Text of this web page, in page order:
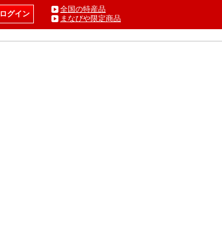
ログイン
全国の特産品
まなびや限定商品